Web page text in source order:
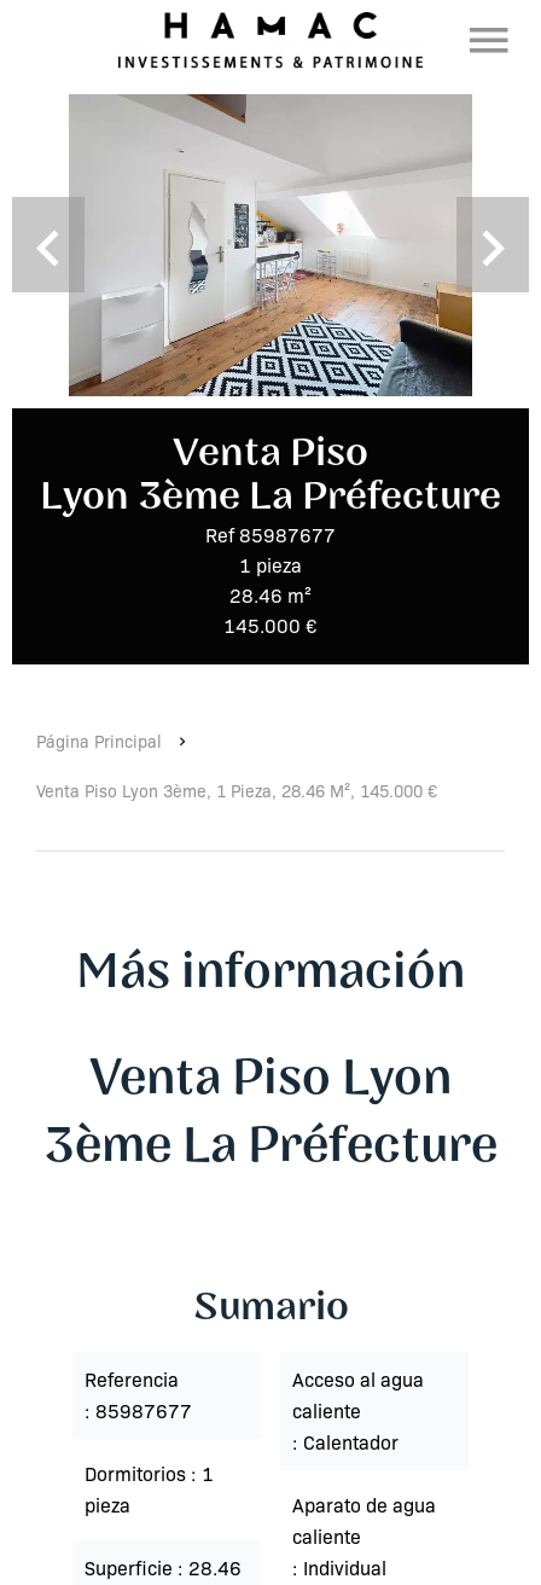
Venta Piso
Lyon 3ème La Préfecture
Ref 85987677
1 pieza
28.46 m²
145.000 €
Página Principal
Venta Piso Lyon 3ème, 1 Pieza, 28.46 M², 145.000 €
Más información
Venta Piso Lyon
3ème La Préfecture
Sumario
Referencia
85987677
Dormitorios
1
pieza
Superficie
28.46
Acceso al agua
caliente
Calentador
Aparato de agua
caliente
Individual